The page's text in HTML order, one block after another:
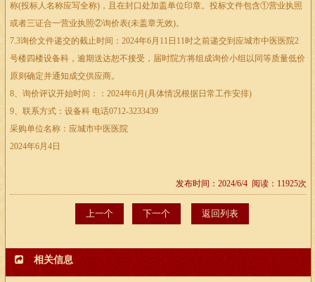
称(投标人名称应写全称)，且在封口处加盖单位印章。投标文件包含①营业执照
或者三证合一营业执照②询价表(未盖章无效)。
7.3询价文件递交的截止时间：2024年6月11日11时之前递交到应城市中医医院2
号楼四楼设备科，逾期送达恕不接受，届时院方将组成询价小组以同等质量低价
原则确定并通知成交供应商。
8、询价评议开始时间：：2024年6月(具体情况根据日常工作安排)
9、联系方式：设备科 电话0712-3233439
采购单位名称：应城市中医医院
2024年6月4日
发布时间：2024/6/4 阅读：11925次
上一个 下一个 返回列表
相关信息